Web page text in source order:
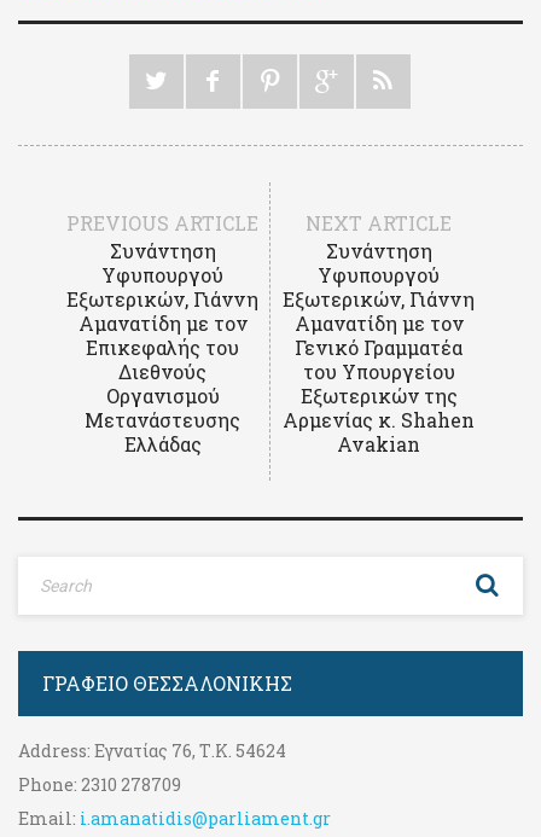
PREVIOUS ARTICLE
Συνάντηση
Υφυπουργού
Εξωτερικών, Γιάννη
Αμανατίδη με τον
Επικεφαλής του
Διεθνούς
Οργανισμού
Μετανάστευσης
Ελλάδας
NEXT ARTICLE
Συνάντηση
Υφυπουργού
Εξωτερικών, Γιάννη
Αμανατίδη με τον
Γενικό Γραμματέα
του Υπουργείου
Εξωτερικών της
Αρμενίας κ. Shahen
Avakian
ΓΡΑΦΕΊΟ ΘΕΣΣΑΛΟΝΊΚΗΣ
Address: Εγνατίας 76, Τ.Κ. 54624
Phone: 2310 278709
Email: i.amanatidis@parliament.gr